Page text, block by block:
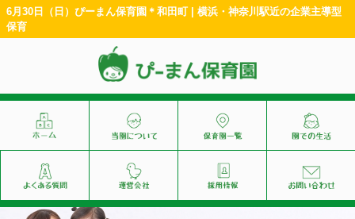
6月30日（日）ぴーまん保育園＊和田町 | 横浜・神奈川駅近の企業主導型
保育